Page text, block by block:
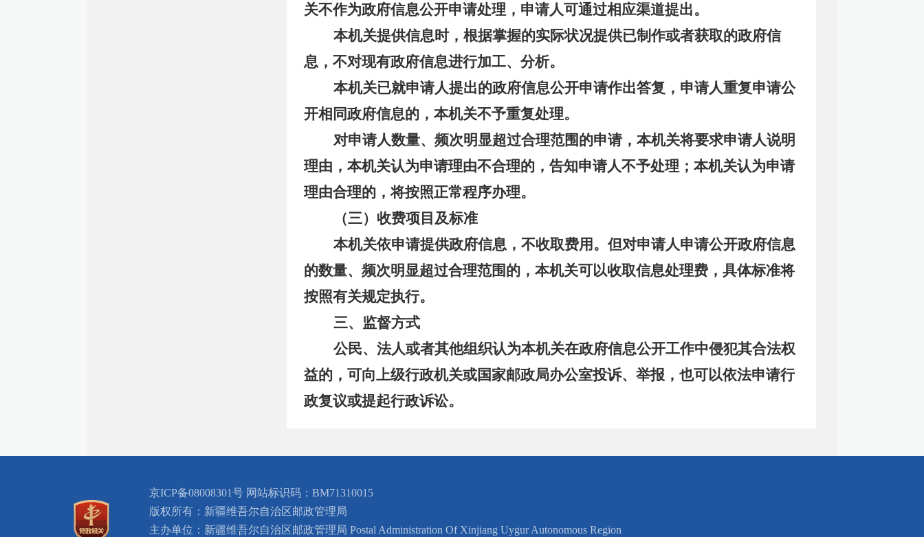
关不作为政府信息公开申请处理，申请人可通过相应渠道提出。
本机关提供信息时，根据掌握的实际状况提供已制作或者获取的政府信
息，不对现有政府信息进行加工、分析。
本机关已就申请人提出的政府信息公开申请作出答复，申请人重复申请公
开相同政府信息的，本机关不予重复处理。
对申请人数量、频次明显超过合理范围的申请，本机关将要求申请人说明
理由，本机关认为申请理由不合理的，告知申请人不予处理；本机关认为申请
理由合理的，将按照正常程序办理。
（三）收费项目及标准
本机关依申请提供政府信息，不收取费用。但对申请人申请公开政府信息
的数量、频次明显超过合理范围的，本机关可以收取信息处理费，具体标准将
按照有关规定执行。
三、监督方式
公民、法人或者其他组织认为本机关在政府信息公开工作中侵犯其合法权
益的，可向上级行政机关或国家邮政局办公室投诉、举报，也可以依法申请行
政复议或提起行政诉讼。
京ICP备08008301号 网站标识码：BM71310015
版权所有：新疆维吾尔自治区邮政管理局
主办单位：新疆维吾尔自治区邮政管理局 Postal Administration Of Xinjiang Uygur Autonomous Region